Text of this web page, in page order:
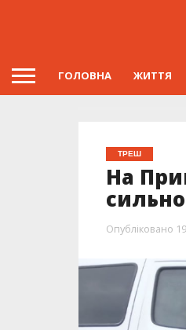
ГОЛОВНА ЖИТТЯ
ТРЕШ
На
Опубліковано